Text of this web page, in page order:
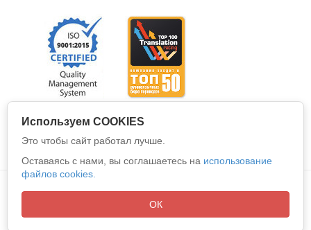
Политика конфиденциальности
Все права защищены © 2026
Используем COOKIES
Это чтобы сайт работал лучше.
Оставаясь с нами, вы соглашаетесь на использование
файлов cookies.
ОК